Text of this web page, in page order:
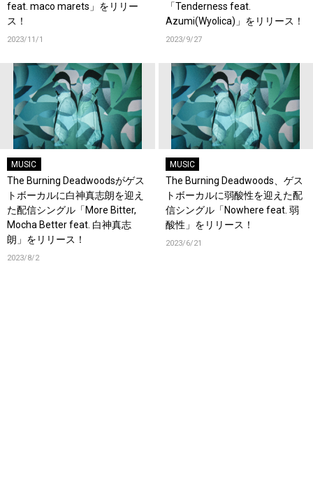
feat. maco marets」をリリー
ス！
2023/11/1
「Tenderness feat.
Azumi(Wyolica)」をリリース！
2023/9/27
MUSIC
The Burning Deadwoodsがゲス
トボーカルに白神真志朗を迎え
た配信シングル「More Bitter,
Mocha Better feat. 白神真志
朗」をリリース！
2023/8/2
MUSIC
The Burning Deadwoods、ゲス
トボーカルに弱酸性を迎えた配
信シングル「Nowhere feat. 弱
酸性」をリリース！
2023/6/21